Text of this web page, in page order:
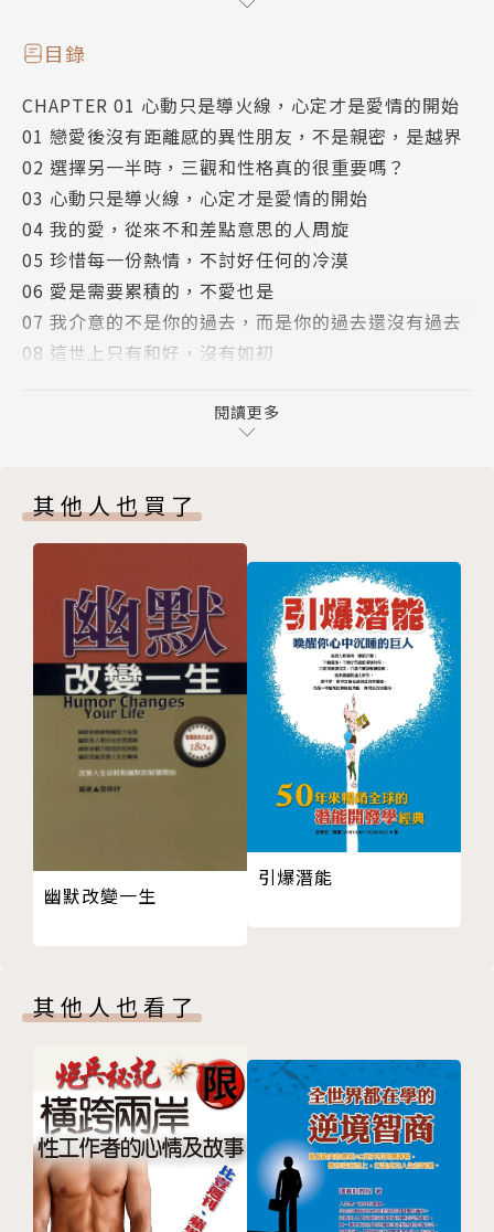
愛上一個人，很多時候都沒什麼道理。
上，
一旦有一個人心不在焉，這段感情就不值得留戀。
如果你還忘不了前任、斷不開曖昧、耐不住寂寞、走不
出失戀，
請讓沈一只用犀利又不失溫柔的文字搖醒你、陪伴你、
療癒你。
＊愛自己：與其追逐光，不如做自己的太陽
先讓自己發光，對的人才能循著光照的方向，來到你身
＊前任：已經不愛的人，再寂寞也不要依賴
前任是抓不住的沙，不如揚了它。
既然已經分手，關於前任的一切，就該塵封起來，別再
眷戀。
＊曖昧：不是不想談戀愛，只是不想定下來
愛情絕對不是從曖昧開始，而是從喜歡和心動開始的。
他嘴上說喜歡你，可能吧，但看得見的在乎和明確的愛
才有意義。
＊暗戀：我害怕，有些話一說出口就是盡頭
你不敢做的事，總有別人願意做；你不敢說的話，也有
別人願意說。
那你愛的人，最後也只會成為別人的愛人了。
真正的愛，不是在甜言蜜語裡，而是在平凡生活的每個
點點細節堆積起來的生活，才是愛情真正的樣子。
我們在感情中成長，對待感情越來越成熟，然後擁有更
美好的愛情，這是我們與前任之間最大的溫柔和最後的
告別。
目錄
CHAPTER 01 心動只是導火線，心定才是愛情的開始
01 戀愛後沒有距離感的異性朋友，不是親密，是越界
02 選擇另一半時，三觀和性格真的很重要嗎？
03 心動只是導火線，心定才是愛情的開始
04 我的愛，從來不和差點意思的人周旋
05 珍惜每一份熱情，不討好任何的冷漠
06 愛是需要累積的，不愛也是
07 我介意的不是你的過去，而是你的過去還沒有過去
08 這世上只有和好，沒有如初
10 和最愛的人說最狠的話，和陌生人說心裡話
11 分享欲的喪失，是散場的開始
CHAPTER 02 我永遠有病，你永遠有藥
13 我永遠有病，你永遠有藥
15 純粹的愛情是明知不可為而為之的篤定
16 人總是容易愛上那些不願意認真愛自己的人
17 在愛裡拚盡全力，可比躊躇觀望的人更有種
18 我不想成為你青春裡的那個人，只想做和你白頭到
19 這也許不是我最好的選擇，但這是我的選擇
20 大方地表達愛意，沒什麼好丟人的
21 愛你這件事，我永遠保有最大的熱情和真誠
22 正是到了難以心動的年紀，心動才顯得尤為可貴
23 我從未期待過婚姻，直到你來
CHAPTER 03 我盡力喜歡過，但聚散不由我
26 我盡力喜歡過，但聚散不由我
28 你別後退了，我不往前就是了
29 或許換個時間，我們真的適合
30 愛意隨風起，風止意難平
31 你在計劃著未來，他卻已謀劃著離開
32 「我沒事」這句話掩蓋了所有，也道出了所有
閱讀更多
其他人也買了
幽默改變一生
引爆潛能
其他人也看了